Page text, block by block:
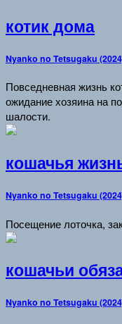
котик дома
Nyanko no Tetsugaku
Повседневная жизнь
ожидание хозяина на
шалости.
кошачья
Nyanko no Tetsugaku
Посещение лоточка,
кошачьи
Nyanko no Tetsugaku